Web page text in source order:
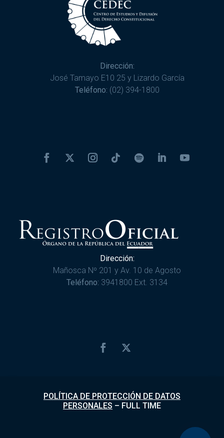
Dirección:
José Tamayo E10 25 y Lizardo García
Teléfono: (02) 394-1800
Dirección:
Mañosca Nº 201 y Av. 10 de Agosto
Teléfono: 3941800 Ext. 3134
POLÍTICA DE PROTECCIÓN DE DATOS
PERSONALES – FULL TIME